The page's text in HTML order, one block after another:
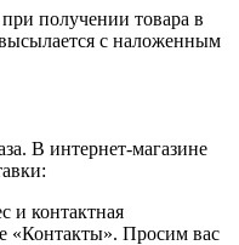
получении товара в
с наложенным
В интернет-магазине
и контактная
«Контакты». Просим вас